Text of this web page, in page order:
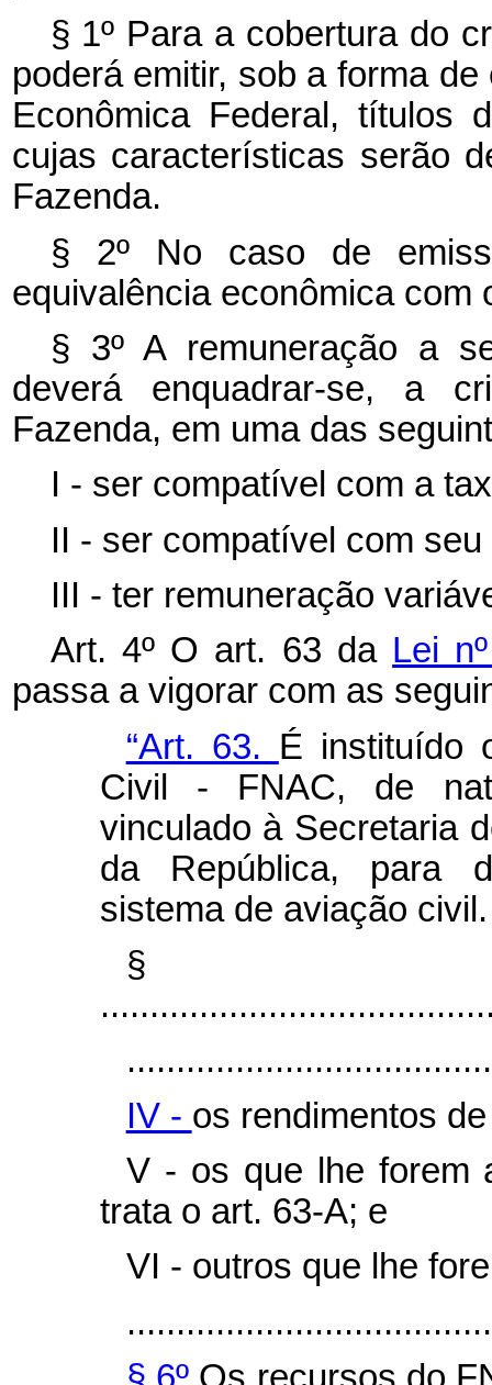
§ 1º Para a cobertura do
poderá emitir, sob a forma
Econômica Federal, títulos
cujas características serão
Fazenda.
§ 2º No caso de
equivalência econômica
§ 3º A remuneração a
deverá enquadrar-se, a
Fazenda, em uma das
I - ser compatível com a
II - ser compatível com
III - ter remuneração
Art. 4º O art. 63 da Lei
passa a vigorar com as
“Art. 63. É instituído
Civil - FNAC, de
vinculado à Secretaria
da República, para
sistema de aviação civil.
§
IV - os rendimentos
V - os que lhe forem
trata o art. 63-A; e
VI - outros que lhe